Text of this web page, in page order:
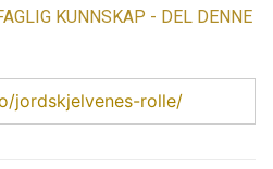
KUNNSKAP - DEL DENNE
jordskjelvenes-rolle/